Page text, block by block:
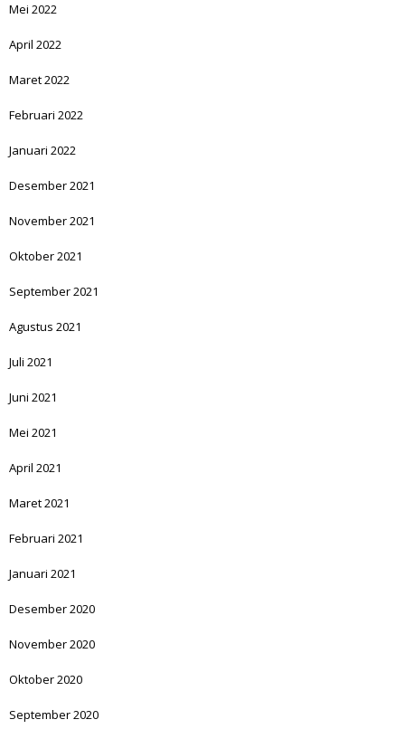
Mei 2022
April 2022
Maret 2022
Februari 2022
Januari 2022
Desember 2021
November 2021
Oktober 2021
September 2021
Agustus 2021
Juli 2021
Juni 2021
Mei 2021
April 2021
Maret 2021
Februari 2021
Januari 2021
Desember 2020
November 2020
Oktober 2020
September 2020